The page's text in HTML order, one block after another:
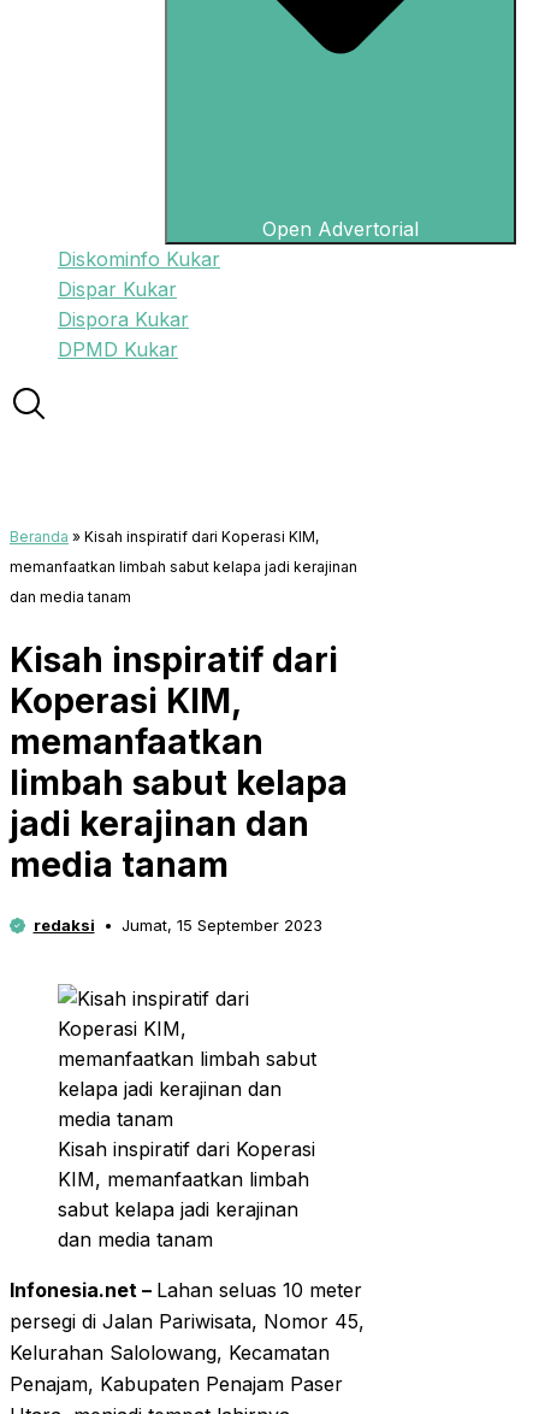
Open Advertorial
Diskominfo Kukar
Dispar Kukar
Dispora Kukar
DPMD Kukar
Beranda » Kisah inspiratif dari Koperasi KIM,
memanfaatkan limbah sabut kelapa jadi kerajinan
dan media tanam
Kisah inspiratif dari
Koperasi KIM,
memanfaatkan
limbah sabut kelapa
jadi kerajinan dan
media tanam
redaksi Jumat, 15 September 2023
Kisah inspiratif dari Koperasi
KIM, memanfaatkan limbah
sabut kelapa jadi kerajinan
dan media tanam
Infonesia.net – Lahan seluas 10 meter
persegi di Jalan Pariwisata, Nomor 45,
Kelurahan Salolowang, Kecamatan
Penajam, Kabupaten Penajam Paser